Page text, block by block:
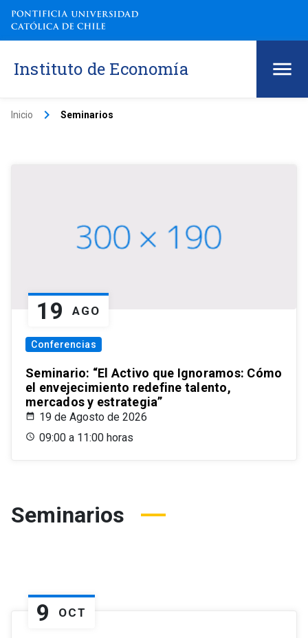
Instituto de Economía
Inicio keyboard_arrow_right Seminarios
19 AGO
Conferencias
Seminario: “El Activo que Ignoramos: Cómo
el envejecimiento redefine talento,
mercados y estrategia”
19 de Agosto de 2026
09:00 a 11:00 horas
Seminarios
9 OCT